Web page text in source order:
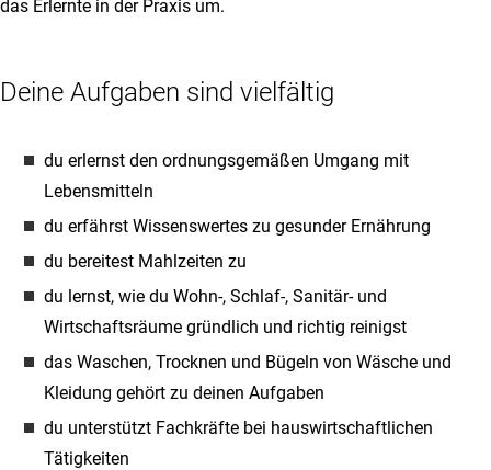
das Erlernte in der Praxis um.
Deine Aufgaben sind vielfältig
du erlernst den ordnungsgemäßen Umgang mit
Lebensmitteln
du erfährst Wissenswertes zu gesunder Ernährung
du bereitest Mahlzeiten zu
du lernst, wie du Wohn-, Schlaf-, Sanitär- und
Wirtschaftsräume gründlich und richtig reinigst
das Waschen, Trocknen und Bügeln von Wäsche und
Kleidung gehört zu deinen Aufgaben
du unterstützt Fachkräfte bei hauswirtschaftlichen
Tätigkeiten